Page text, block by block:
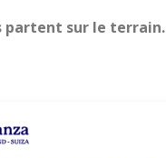
partent sur le terrain.